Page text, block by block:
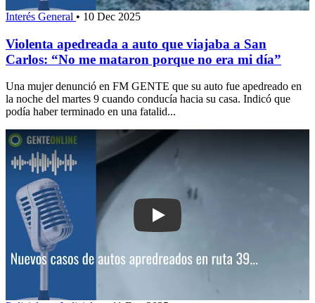
Interés General • 10 Dec 2025
Violenta apedreada a auto que viajaba a San
Carlos: “No me mataron porque no era mi día”
Una mujer denunció en FM GENTE que su auto fue apedreado en
la noche del martes 9 cuando conducía hacia su casa. Indicó que
podía haber terminado en una fatalid...
Play: Nuevos casos de autos